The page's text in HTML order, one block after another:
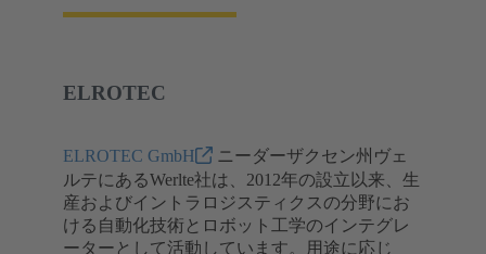
ELROTEC
ELROTEC GmbH
ニーダーザクセン州ヴェ
ルテにあるWerlte社は、2012年の設立以来、生
産およびイントラロジスティクスの分野にお
ける自動化技術とロボット工学のインテグレ
ーターとして活動しています。用途に応じ